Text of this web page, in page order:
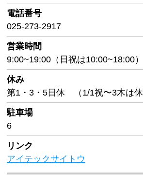
電話番号
025-273-2917
営業時間
9:00~19:00（日祝は10:00~18:00）
休み
第1・3・5日休 （1/1祝〜3木は休
駐車場
6
リンク
アイテックサイトウ